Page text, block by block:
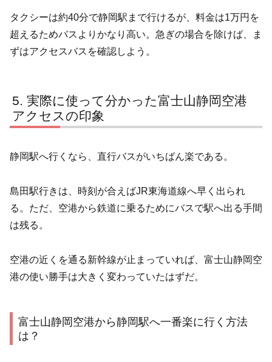
タクシーは約40分で静岡駅まで行けるが、料金は1万円を
超えるためバスよりかなり高い。急ぎの場合を除けば、ま
ずはアクセスバスを確認しよう。
実際に使って分かった富士山静岡空港
アクセスの印象
静岡駅へ行くなら、直行バスがいちばん楽である。
島田駅行きは、時刻が合えばJR東海道線へ早く出られ
る。ただ、空港から鉄道に乗るためにバスで駅へ出る手間
は残る。
空港の近くを通る新幹線が止まっていれば、富士山静岡空
港の使い勝手は大きく変わっていたはずだ。
富士山静岡空港から静岡駅へ一番楽に行く方法
は？